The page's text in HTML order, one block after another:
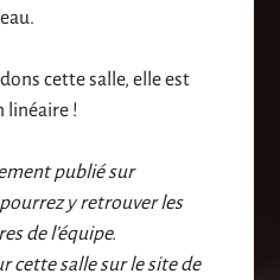
cette salle, elle est
linéaire !
publié sur
y retrouver les
de l’équipe.
cette salle sur le site de